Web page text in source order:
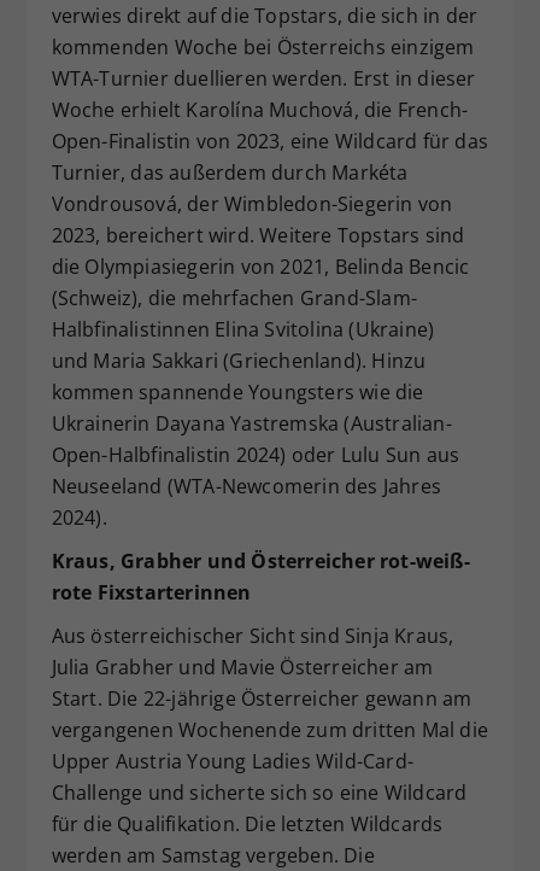
verwies direkt auf die Topstars, die sich in der
kommenden Woche bei Österreichs einzigem
WTA-Turnier duellieren werden. Erst in dieser
Woche erhielt Karolína Muchová, die French-
Open-Finalistin von 2023, eine Wildcard für das
Turnier, das außerdem durch Markéta
Vondrousová, der Wimbledon-Siegerin von
2023, bereichert wird. Weitere Topstars sind
die Olympiasiegerin von 2021, Belinda Bencic
(Schweiz), die mehrfachen Grand-Slam-
Halbfinalistinnen Elina Svitolina (Ukraine)
und Maria Sakkari (Griechenland). Hinzu
kommen spannende Youngsters wie die
Ukrainerin Dayana Yastremska (Australian-
Open-Halbfinalistin 2024) oder Lulu Sun aus
Neuseeland (WTA-Newcomerin des Jahres
2024).
Kraus, Grabher und Österreicher rot-weiß-
rote Fixstarterinnen
Aus österreichischer Sicht sind Sinja Kraus,
Julia Grabher und Mavie Österreicher am
Start. Die 22-jährige Österreicher gewann am
vergangenen Wochenende zum dritten Mal die
Upper Austria Young Ladies Wild-Card-
Challenge und sicherte sich so eine Wildcard
für die Qualifikation. Die letzten Wildcards
werden am Samstag vergeben. Die